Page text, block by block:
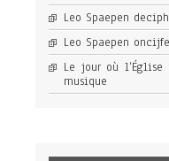
Leo Spaepen
Leo Spaepen
Le jour où
musique